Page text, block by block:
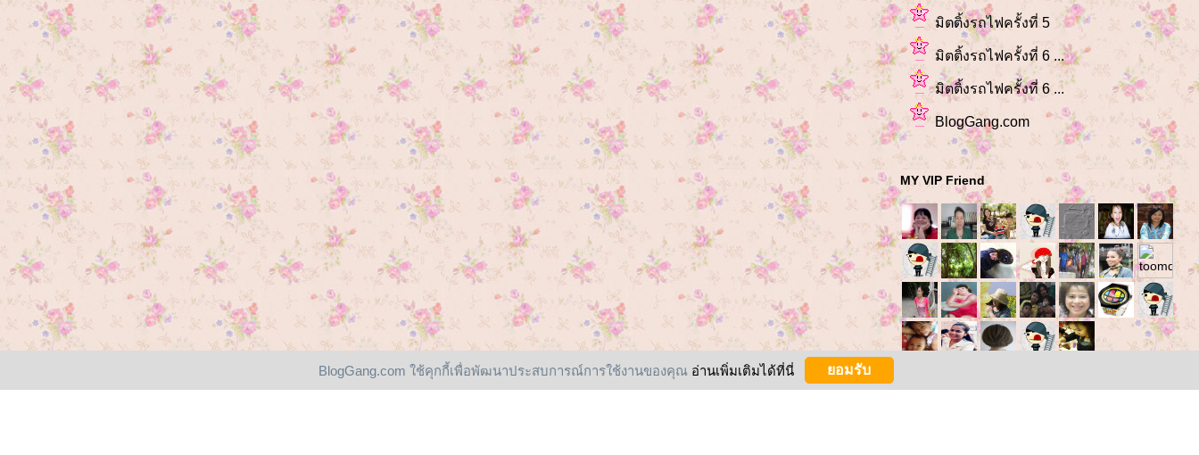
มิตติ้งรถไฟครั้งที่ 5
มิตติ้งรถไฟครั้งที่ 6 ...
มิตติ้งรถไฟครั้งที่ 6 ...
BlogGang.com
MY VIP Friend
BlogGang.com ใช้คุกกี้เพื่อพัฒนาประสบการณ์การใช้งานของคุณ อ่านเพิ่มเติมได้ที่นี่